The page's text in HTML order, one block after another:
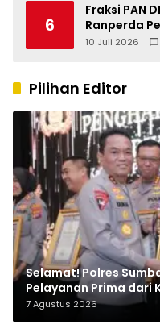
6
Fraksi PAN
Ranperda
2025, Soroti
10 Juli 2026
Pilihan Editor
Selamat! Polres
Pelayanan Prima dari
7 Agustus 2026